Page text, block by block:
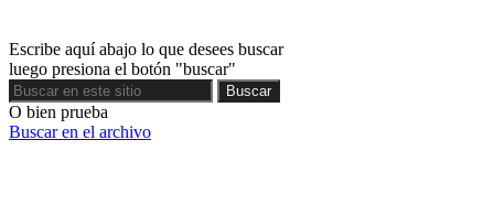
Escribe aquí abajo lo que desees buscar
luego presiona el botón "buscar"
Buscar
Buscar
O bien prueba
Buscar en el archivo